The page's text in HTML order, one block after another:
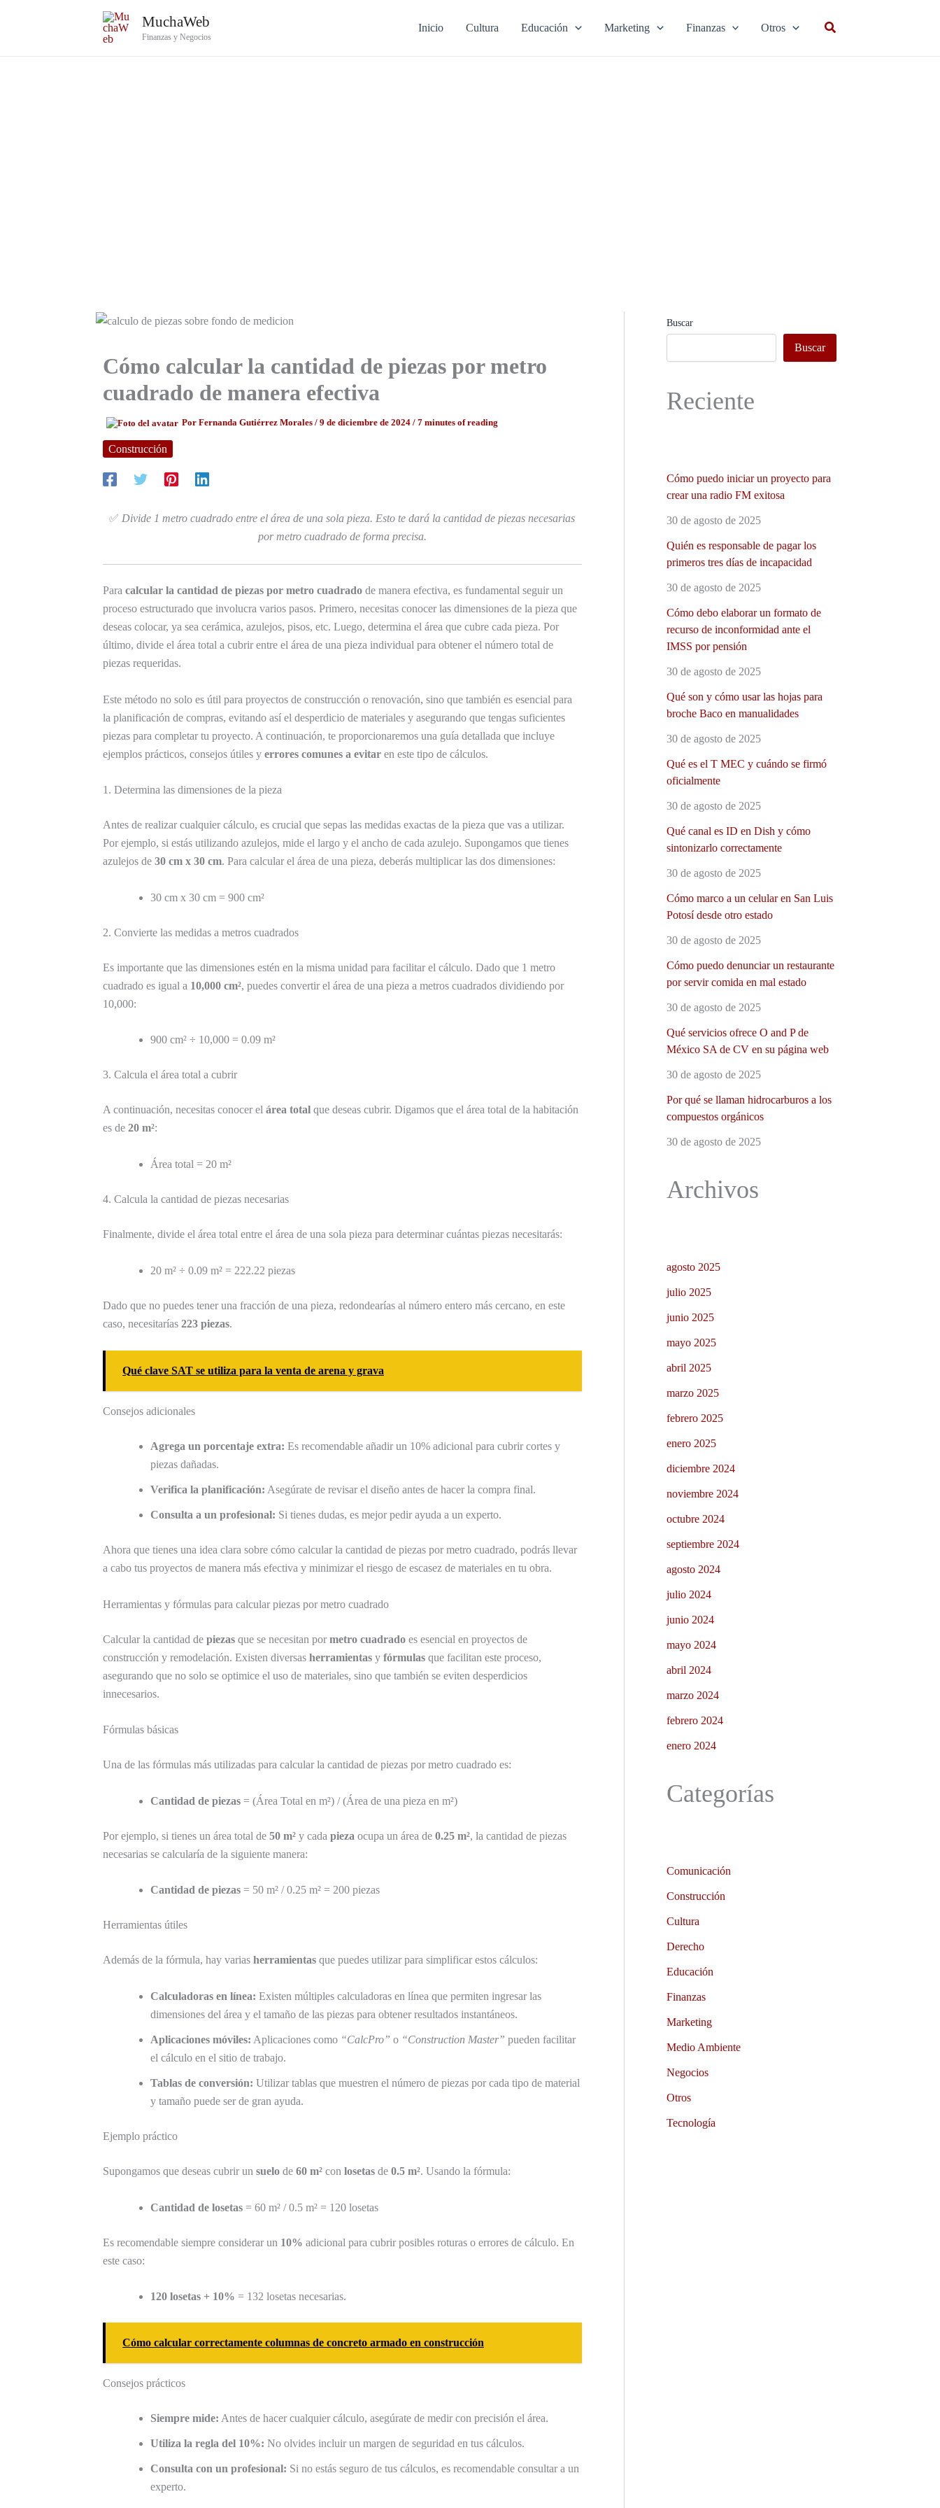
MuchaWeb
Finanzas y Negocios
Inicio Cultura Educación Marketing Finanzas Otros Buscar
Cómo calcular la cantidad de piezas por metro
cuadrado de manera efectiva
Por Fernanda Gutiérrez Morales / 9 de diciembre de 2024 / 7 minutes of reading
Construcción
✅ Divide 1 metro cuadrado entre el área de una sola pieza. Esto te dará la cantidad de piezas necesarias
por metro cuadrado de forma precisa.
Para calcular la cantidad de piezas por metro cuadrado de manera efectiva, es fundamental seguir un
proceso estructurado que involucra varios pasos. Primero, necesitas conocer las dimensiones de la pieza que
deseas colocar, ya sea cerámica, azulejos, pisos, etc. Luego, determina el área que cubre cada pieza. Por
último, divide el área total a cubrir entre el área de una pieza individual para obtener el número total de
piezas requeridas.
Este método no solo es útil para proyectos de construcción o renovación, sino que también es esencial para
la planificación de compras, evitando así el desperdicio de materiales y asegurando que tengas suficientes
piezas para completar tu proyecto. A continuación, te proporcionaremos una guía detallada que incluye
ejemplos prácticos, consejos útiles y errores comunes a evitar en este tipo de cálculos.
1. Determina las dimensiones de la pieza
Antes de realizar cualquier cálculo, es crucial que sepas las medidas exactas de la pieza que vas a utilizar.
Por ejemplo, si estás utilizando azulejos, mide el largo y el ancho de cada azulejo. Supongamos que tienes
azulejos de 30 cm x 30 cm. Para calcular el área de una pieza, deberás multiplicar las dos dimensiones:
30 cm x 30 cm = 900 cm²
2. Convierte las medidas a metros cuadrados
Es importante que las dimensiones estén en la misma unidad para facilitar el cálculo. Dado que 1 metro
cuadrado es igual a 10,000 cm², puedes convertir el área de una pieza a metros cuadrados dividiendo por
10,000:
900 cm² ÷ 10,000 = 0.09 m²
3. Calcula el área total a cubrir
A continuación, necesitas conocer el área total que deseas cubrir. Digamos que el área total de la habitación
es de 20 m²:
Área total = 20 m²
4. Calcula la cantidad de piezas necesarias
Finalmente, divide el área total entre el área de una sola pieza para determinar cuántas piezas necesitarás:
20 m² ÷ 0.09 m² = 222.22 piezas
Dado que no puedes tener una fracción de una pieza, redondearías al número entero más cercano, en este
caso, necesitarías 223 piezas.
Qué clave SAT se utiliza para la venta de arena y grava
Consejos adicionales
Agrega un porcentaje extra: Es recomendable añadir un 10% adicional para cubrir cortes y
piezas dañadas.
Verifica la planificación: Asegúrate de revisar el diseño antes de hacer la compra final.
Consulta a un profesional: Si tienes dudas, es mejor pedir ayuda a un experto.
Ahora que tienes una idea clara sobre cómo calcular la cantidad de piezas por metro cuadrado, podrás llevar
a cabo tus proyectos de manera más efectiva y minimizar el riesgo de escasez de materiales en tu obra.
Herramientas y fórmulas para calcular piezas por metro cuadrado
Calcular la cantidad de piezas que se necesitan por metro cuadrado es esencial en proyectos de
construcción y remodelación. Existen diversas herramientas y fórmulas que facilitan este proceso,
asegurando que no solo se optimice el uso de materiales, sino que también se eviten desperdicios
innecesarios.
Fórmulas básicas
Una de las fórmulas más utilizadas para calcular la cantidad de piezas por metro cuadrado es:
Cantidad de piezas = (Área Total en m²) / (Área de una pieza en m²)
Por ejemplo, si tienes un área total de 50 m² y cada pieza ocupa un área de 0.25 m², la cantidad de piezas
necesarias se calcularía de la siguiente manera:
Cantidad de piezas = 50 m² / 0.25 m² = 200 piezas
Herramientas útiles
Además de la fórmula, hay varias herramientas que puedes utilizar para simplificar estos cálculos:
Calculadoras en línea: Existen múltiples calculadoras en línea que permiten ingresar las
dimensiones del área y el tamaño de las piezas para obtener resultados instantáneos.
Aplicaciones móviles: Aplicaciones como “CalcPro” o “Construction Master” pueden facilitar
el cálculo en el sitio de trabajo.
Tablas de conversión: Utilizar tablas que muestren el número de piezas por cada tipo de material
y tamaño puede ser de gran ayuda.
Ejemplo práctico
Supongamos que deseas cubrir un suelo de 60 m² con losetas de 0.5 m². Usando la fórmula:
Cantidad de losetas = 60 m² / 0.5 m² = 120 losetas
Es recomendable siempre considerar un 10% adicional para cubrir posibles roturas o errores de cálculo. En
este caso:
120 losetas + 10% = 132 losetas necesarias.
Cómo calcular correctamente columnas de concreto armado en construcción
Consejos prácticos
Siempre mide: Antes de hacer cualquier cálculo, asegúrate de medir con precisión el área.
Utiliza la regla del 10%: No olvides incluir un margen de seguridad en tus cálculos.
Consulta con un profesional: Si no estás seguro de tus cálculos, es recomendable consultar a un
experto.
Buscar
Buscar
Reciente
Cómo puedo iniciar un proyecto para
crear una radio FM exitosa
30 de agosto de 2025
Quién es responsable de pagar los
primeros tres días de incapacidad
30 de agosto de 2025
Cómo debo elaborar un formato de
recurso de inconformidad ante el
IMSS por pensión
30 de agosto de 2025
Qué son y cómo usar las hojas para
broche Baco en manualidades
30 de agosto de 2025
Qué es el T MEC y cuándo se firmó
oficialmente
30 de agosto de 2025
Qué canal es ID en Dish y cómo
sintonizarlo correctamente
30 de agosto de 2025
Cómo marco a un celular en San Luis
Potosí desde otro estado
30 de agosto de 2025
Cómo puedo denunciar un restaurante
por servir comida en mal estado
30 de agosto de 2025
Qué servicios ofrece O and P de
México SA de CV en su página web
30 de agosto de 2025
Por qué se llaman hidrocarburos a los
compuestos orgánicos
30 de agosto de 2025
Archivos
agosto 2025
julio 2025
junio 2025
mayo 2025
abril 2025
marzo 2025
febrero 2025
enero 2025
diciembre 2024
noviembre 2024
octubre 2024
septiembre 2024
agosto 2024
julio 2024
junio 2024
mayo 2024
abril 2024
marzo 2024
febrero 2024
enero 2024
Categorías
Comunicación
Construcción
Cultura
Derecho
Educación
Finanzas
Marketing
Medio Ambiente
Negocios
Otros
Tecnología